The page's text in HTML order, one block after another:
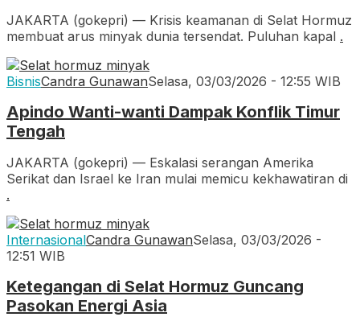
JAKARTA (gokepri) — Krisis keamanan di Selat Hormuz
membuat arus minyak dunia tersendat. Puluhan kapal .
BisnisCandra GunawanSelasa, 03/03/2026 - 12:55 WIB
Apindo Wanti-wanti Dampak Konflik Timur
Tengah
JAKARTA (gokepri) — Eskalasi serangan Amerika
Serikat dan Israel ke Iran mulai memicu kekhawatiran di
.
InternasionalCandra GunawanSelasa, 03/03/2026 -
12:51 WIB
Ketegangan di Selat Hormuz Guncang
Pasokan Energi Asia